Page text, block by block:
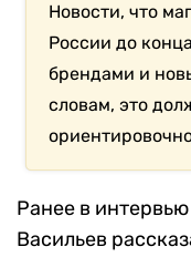
Новости, что
России до
брендами и
словам, это
Ранее в
Васильев